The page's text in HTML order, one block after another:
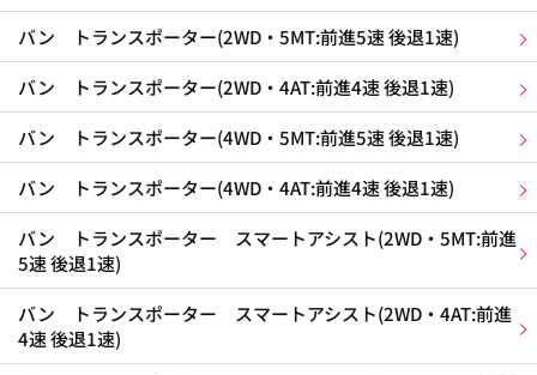
バン トランスポーター(2WD・5MT:前進5速 後退1速)
バン トランスポーター(2WD・4AT:前進4速 後退1速)
バン トランスポーター(4WD・5MT:前進5速 後退1速)
バン トランスポーター(4WD・4AT:前進4速 後退1速)
バン トランスポーター スマートアシスト(2WD・5MT:前進
5速 後退1速)
バン トランスポーター スマートアシスト(2WD・4AT:前進
4速 後退1速)